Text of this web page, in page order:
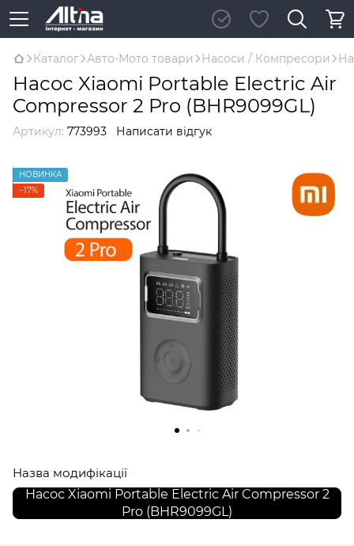
Каталог Авто-Мото товари Насоси / Компресори
Насос Xiaomi Portable Electric Air
Compressor 2 Pro (BHR9099GL)
Артикул: 773993 Написати відгук
НОВИНКА
−17%
Назва модифікації
Насос Xiaomi Portable Electric Air Compressor 2
Pro (BHR9099GL)